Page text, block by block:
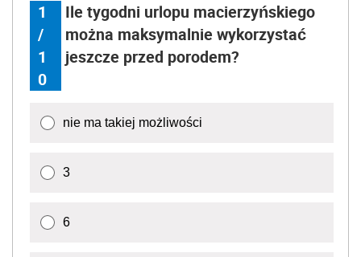
1
/
1
0
Ile tygodni urlopu macierzyńskiego
można maksymalnie wykorzystać
jeszcze przed porodem?
nie ma takiej możliwości
3
6